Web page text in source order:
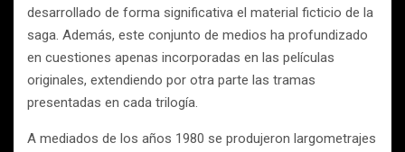
desarrollado de forma significativa el material ficticio de la
saga. Además, este conjunto de medios ha profundizado
en cuestiones apenas incorporadas en las películas
originales, extendiendo por otra parte las tramas
presentadas en cada trilogía.
A mediados de los años 1980 se produjeron largometrajes